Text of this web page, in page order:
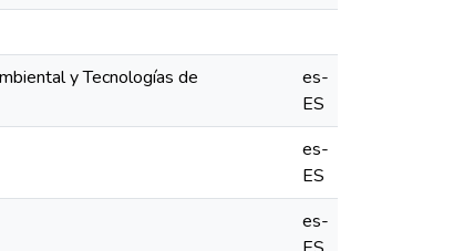
y Tecnologías de
es-
ES
es-
ES
es-